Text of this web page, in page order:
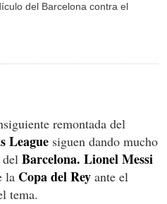
del Barcelona contra el
remontada del
League siguen dando mucho
Barcelona. Lionel Messi
la Copa del Rey ante el
tema.